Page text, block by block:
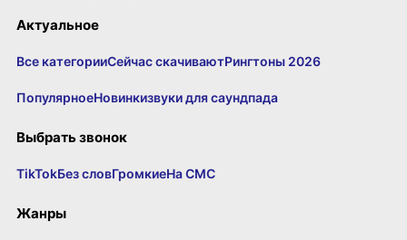
Актуальное
Все категорииСейчас скачиваютРингтоны 2026
ПопулярноеНовинкизвуки для саундпада
Выбрать звонок
TikTokБез словГромкиеНа СМС
Жанры